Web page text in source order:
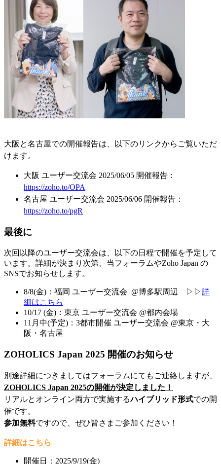
大阪と名古屋での開催報告は、以下のリンクからご覧いただ
けます。
大阪 ユーザー交流会 2025/06/05 開催報告：
https://zoho.to/OPA
名古屋 ユーザー交流会 2025/06/06 開催報告：
https://zoho.to/pgR
最後に
次回以降のユーザー交流会は、以下の日程で開催を予定して
います。詳細が決まり次第、当フォーラムやZoho Japan の
SNSでお知らせします。
8/8(金)：福岡 ユーザー交流会 @博多駅周辺 ▷▷詳
細はこちら
10/17 (金)：東京 ユーザー交流会 @都内会場
11月中(予定)：3都市開催 ユーザー交流会 @東京・大
阪・名古屋
ZOHOLICS Japan 2025 開催のお知らせ
別途詳細につきましてはフォーラムにてもご連絡しますが、
ZOHOLICS Japan 2025の開催が決定しました！
リアルとオンライン両方で実施するハイブリッド形式での開
催です。
参加無料ですので、ぜひ皆さまご参加ください！
詳細はこちら
開催日：2025/9/19(金)